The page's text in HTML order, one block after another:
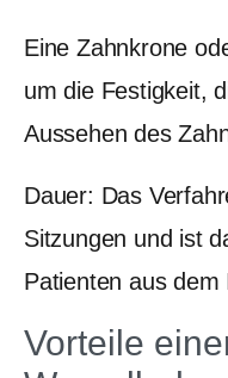
Eine Zahnkrone
um die Festigkeit,
Aussehen des
Dauer: Das
Sitzungen und ist
Patienten aus dem
Vorteile